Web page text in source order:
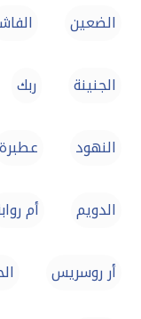
الضعين
الجنينة ربك‎‎
النهود عطبرة
الدويم أم
أر روسريس